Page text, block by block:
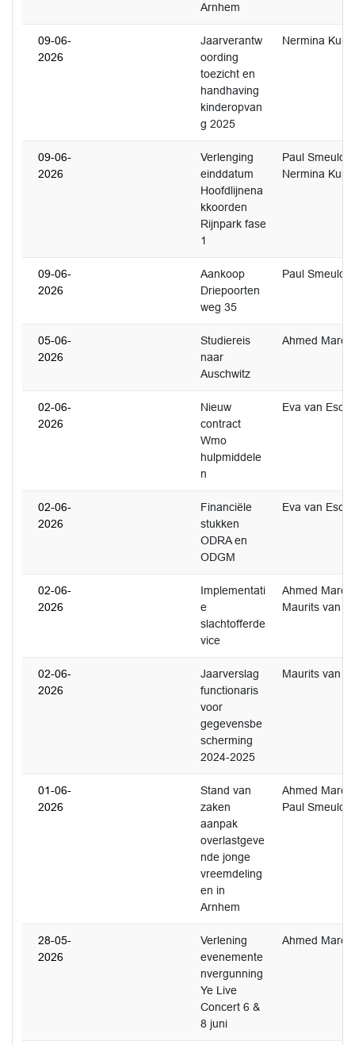
Arnhem
09-06-
2026
Jaarverantw
oording
toezicht en
handhaving
kinderopvan
g 2025
Nermina
09-06-
2026
Verlenging
einddatum
Hoofdlijnena
kkoorden
Rijnpark fase
1
Paul
Nermina
09-06-
2026
Aankoop
Driepoorten
weg 35
Paul
05-06-
2026
Studiereis
naar
Auschwitz
Ahmed
02-06-
2026
Nieuw
contract
Wmo
hulpmiddele
n
Eva van Esch
02-06-
2026
Financiële
stukken
ODRA en
ODGM
Eva van Esch
02-06-
2026
Implementati
e
slachtofferde
vice
Ahmed
Maurits van
02-06-
2026
Jaarverslag
functionaris
voor
gegevensbe
scherming
2024-2025
Maurits van
01-06-
2026
Stand van
zaken
aanpak
overlastgeve
nde jonge
vreemdeling
en in
Arnhem
Ahmed
Paul
28-05-
2026
Verlening
evenemente
nvergunning
Ye Live
Concert 6 &
8 juni
Ahmed